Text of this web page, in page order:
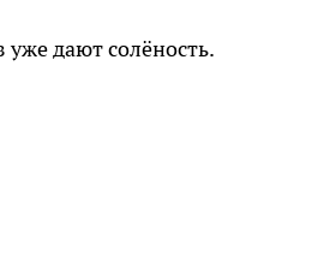
дают солёность.